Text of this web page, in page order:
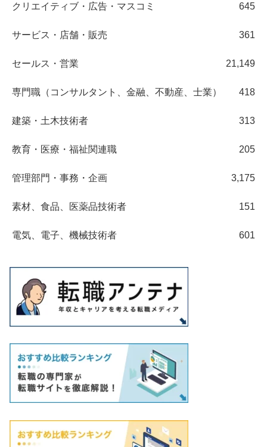
クリエイティブ・広告・マスコミ 645
サービス・店舗・販売 361
セールス・営業 21,149
専門職（コンサルタント、金融、不動産、士業） 418
建築・土木技術者 313
教育・医療・福祉関連職 205
管理部門・事務・企画 3,175
素材、食品、医薬品技術者 151
電気、電子、機械技術者 601